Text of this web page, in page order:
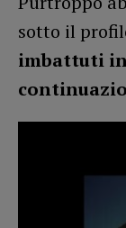
sotto il
imbattuti